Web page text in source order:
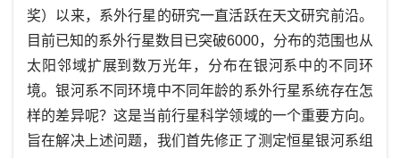
奖）以来，系外行星的研究一直活跃在天文研究前沿。
目前已知的系外行星数目已突破6000，分布的范围也从
太阳邻域扩展到数万光年，分布在银河系中的不同环
境。银河系不同环境中不同年龄的系外行星系统存在怎
样的差异呢？这是当前行星科学领域的一个重要方向。
旨在解决上述问题，我们首先修正了测定恒星银河系组